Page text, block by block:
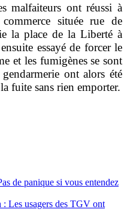
malfaiteurs ont réussi à
située rue de
la place de la Liberté à
essayé de forcer le
et les fumigènes se sont
ont alors été
fuite sans rien emporter.
de panique si vous entendez
: Les usagers des TGV ont